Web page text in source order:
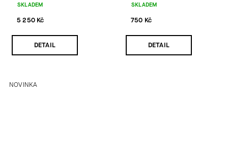
SKLADEM
5 250 Kč
DETAIL
SKLADEM
750 Kč
DETAIL
NOVINKA